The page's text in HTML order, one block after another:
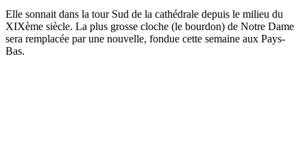
Elle sonnait dans la tour Sud de la cathédrale depuis le milieu du
XIXème siècle. La plus grosse cloche (le bourdon) de Notre Dame
sera remplacée par une nouvelle, fondue cette semaine aux Pays-
Bas.